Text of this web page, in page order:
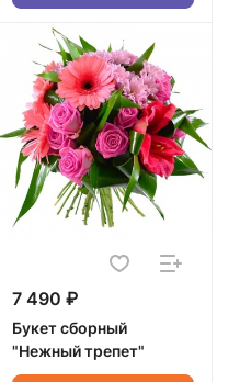
7 490 ₽
Букет сборный
"Нежный трепет"